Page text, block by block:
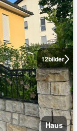
12bilder
Haus